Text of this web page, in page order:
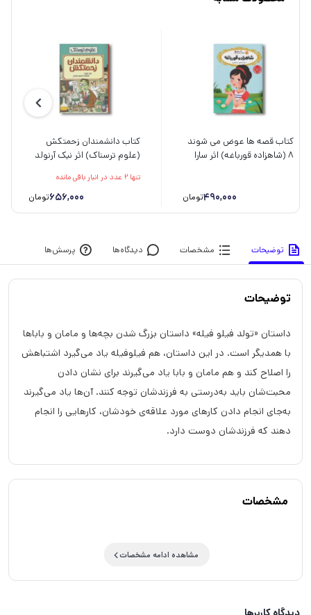
کتاب قصه ها عوض می شوند
8 (شاهزاده قورباغه) اثر سارا
490,000تومان
کتاب دانشمندان زحمتکش
(علوم ترسناک) اثر نیک آرنولد
پیدایش
تنها 2 عدد در انبار باقی مانده
656,000تومان
توضیحات مشخصات دیدگاه‌ها پرسش‌ها
توضیحات
داستان «تولد فیلو فیله» داستان بزرگ‌ شدن بچه‌ها و مامان و باباها
با همدیگر است. در این داستان، هم فیلوفیله یاد می‌گیرد اشتباهش
را اصلاح کند و هم مامان و بابا یاد می‌گیرند برای نشان دادن
محبت‌شان باید به‌درستی به فرزند‌شان توجه کنند. آن‌ها یاد می‌گیرند
به‌جای انجام دادن کارهای مورد علاقه‌ی خودشان، کارهایی را انجام
دهند که فرزندشان دوست دارد.
مشخصات
مشاهده ادامه مشخصات